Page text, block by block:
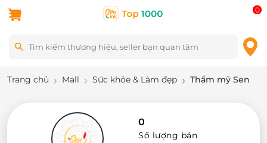
0
Trang chủ Mall Sức khỏe & Làm đẹp Thẩm mỹ Sen
0
Số lượng bán